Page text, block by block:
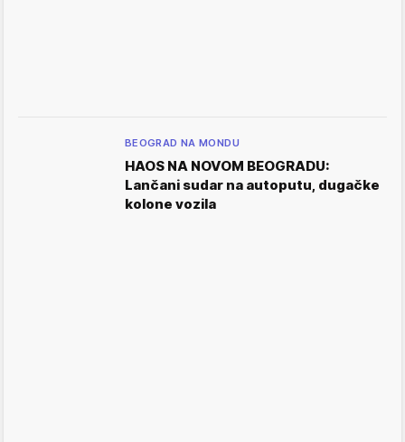
BEOGRAD NA MONDU
HAOS NA NOVOM BEOGRADU:
Lančani sudar na autoputu, dugačke
kolone vozila